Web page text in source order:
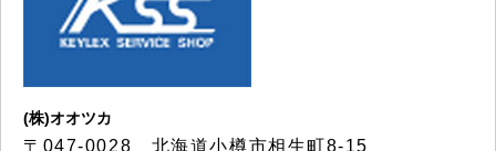
(株)オオツカ
〒047-0028 北海道小樽市相生町8-15